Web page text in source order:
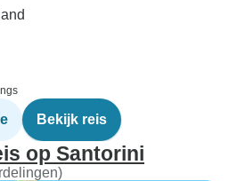
Bekijk reis
op Santorini